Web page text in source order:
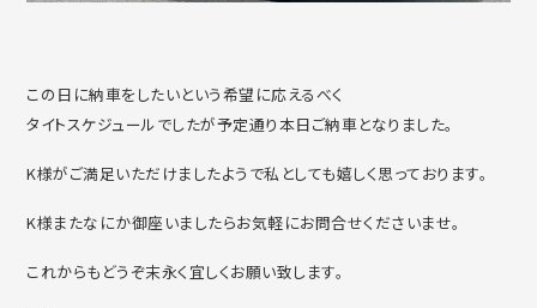
この日に納車をしたいという希望に応えるべく
タイトスケジュールでしたが予定通り本日ご納車となりました。
K様がご満足いただけましたようで私としても嬉しく思っております。
K様またなにか御座いましたらお気軽にお問合せくださいませ。
これからもどうぞ末永く宜しくお願い致します。